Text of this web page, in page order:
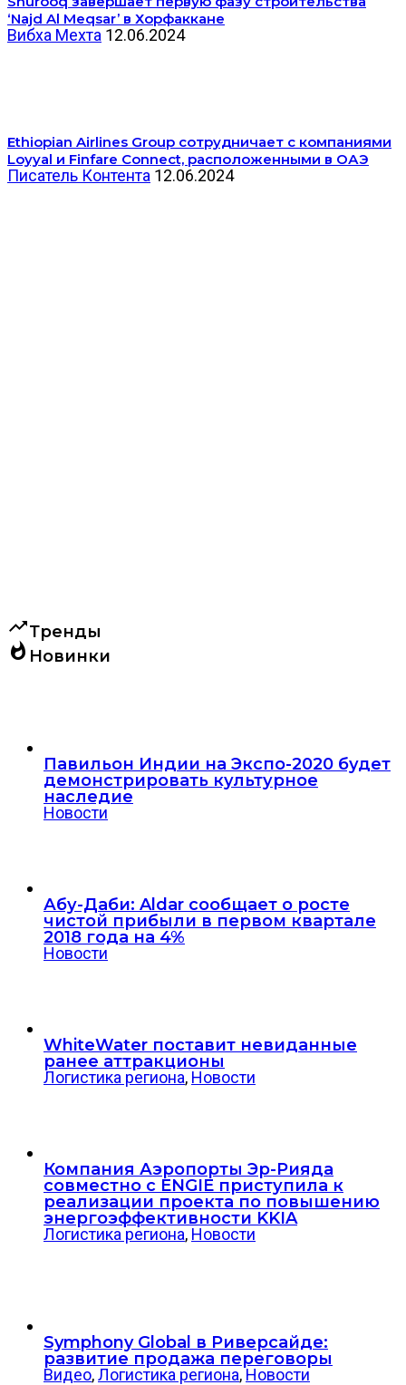
‘Najd Al Meqsar’ в Хорфаккане
Вибха Мехта 12.06.2024
Ethiopian Airlines Group сотрудничает с компаниями
Loyyal и Finfare Connect, расположенными в ОАЭ
Писатель Контента 12.06.2024
trending_upТренды
whatshot Новинки
Павильон Индии на Экспо-2020 будет
демонстрировать культурное
наследие
Новости
Абу-Даби: Aldar сообщает о росте
чистой прибыли в первом квартале
2018 года на 4%
Новости
WhiteWater поставит невиданные
ранее аттракционы
Логистика региона, Новости
Компания Аэропорты Эр-Рияда
совместно с ENGIE приступила к
реализации проекта по повышению
энергоэффективности KKIA
Логистика региона, Новости
Symphony Global в Риверсайде:
развитие продажа переговоры
Видео,Логистика региона, Новости